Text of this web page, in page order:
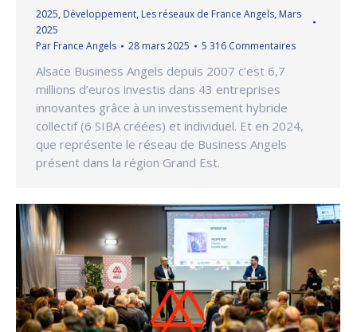
2025, Développement, Les réseaux de France Angels, Mars
2025
Par France Angels 28 mars 2025 5 316 Commentaires
Alsace Business Angels depuis 2007 c’est 6,7
millions d’euros investis dans 43 entreprises
innovantes grâce à un investissement hybride
collectif (6 SIBA créées) et individuel. Et en 2024,
que représente le réseau de Business Angels
présent dans la région Grand Est.